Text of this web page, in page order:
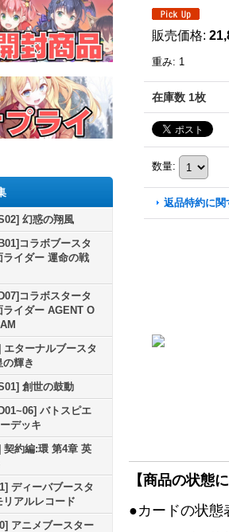
幻惑の翔風
コラボブースタ
ライダー 運命の戦
コラボスタータ
ライダー AGENT O
エターナルブースタ
の輝き
創世の鼓動
バトスピエ
デッキ
契約編:環 第4章 英
ディーバブースタ
リアルレコード
アニメブースター
販売価格:
重み: 1
在庫数 1枚
数量:
返品特約に関
【商品の状態
●カードの状態